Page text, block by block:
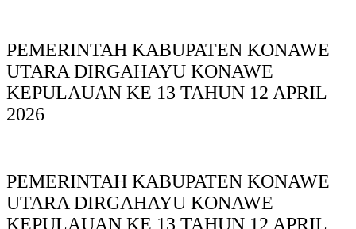
PEMERINTAH KABUPATEN KONAWE
UTARA DIRGAHAYU KONAWE
KEPULAUAN KE 13 TAHUN 12 APRIL
2026
PEMERINTAH KABUPATEN KONAWE
UTARA DIRGAHAYU KONAWE
KEPULAUAN KE 13 TAHUN 12 APRIL